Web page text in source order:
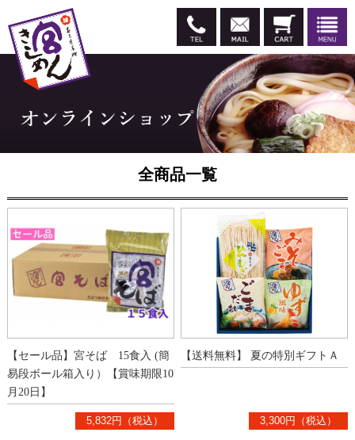
全商品一覧
【セール品】宮そば 15食入 (簡
易段ボール箱入り）【賞味期限10
月20日】
5,832円（税込）
【送料無料】 夏の特別ギフトＡ
3,300円（税込）